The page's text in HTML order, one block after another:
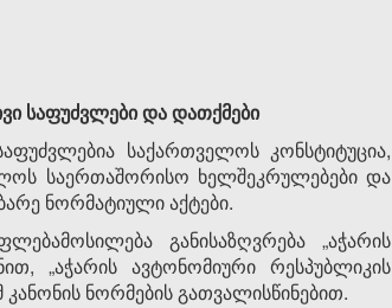
საფუძვლებიდა დათქმები
საქართველოს კონსტიტუცია,
საერთაშორისო ხელშეკრულებები და
ნორმატიული აქტები.
განისაზღვრება „აჭარის
„აჭარის ავტონომიური რესპუბლიკის
ნორმების გათვალისწინებით.